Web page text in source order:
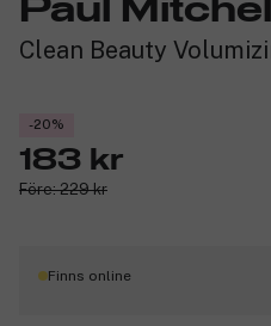
Paul Mitchell
Clean Beauty
-20%
183 kr
Före: 229 kr
Finns online